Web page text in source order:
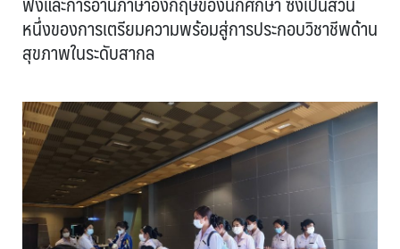
หนึ่งของการเตรียมความพร้อมสู่การประกอบวิชาชีพด้าน
สุขภาพในระดับสากล